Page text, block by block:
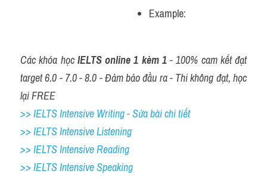
Example:
Các khóa học IELTS online 1 kèm 1 - 100% cam kết đạt
target 6.0 - 7.0 - 8.0 - Đảm bảo đầu ra - Thi không đạt, học
lại FREE
>> IELTS Intensive Writing - Sửa bài chi tiết
>> IELTS Intensive Listening
>> IELTS Intensive Reading
>> IELTS Intensive Speaking